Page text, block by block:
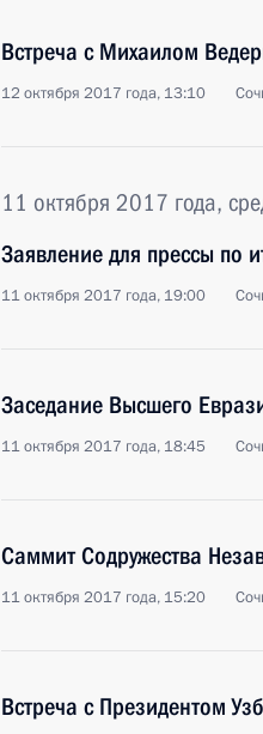
Встреча с Михаилом
12 октября 2017 года, 13:10
11 октября 2017 года,
Заявление для прессы по
11 октября 2017 года, 19:00
Заседание Высшего
11 октября 2017 года, 18:45
Саммит Содружества
11 октября 2017 года, 15:20
Встреча с Президентом